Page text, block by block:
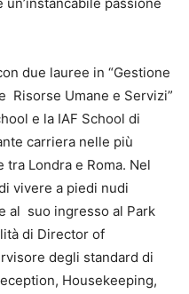
passione
due lauree in “Gestione
Risorse Umane e Servizi”
e la IAF School di
carriera nelle più
Londra e Roma. Nel
vivere a piedi nudi
al suo ingresso al Park
di Director of
degli standard di
Housekeeping,